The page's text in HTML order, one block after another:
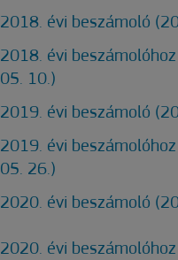
2018. évi beszámoló
2018. évi
05. 10.)
2019. évi beszámoló
2019. évi
05. 26.)
2020. évi beszámoló
2020. évi